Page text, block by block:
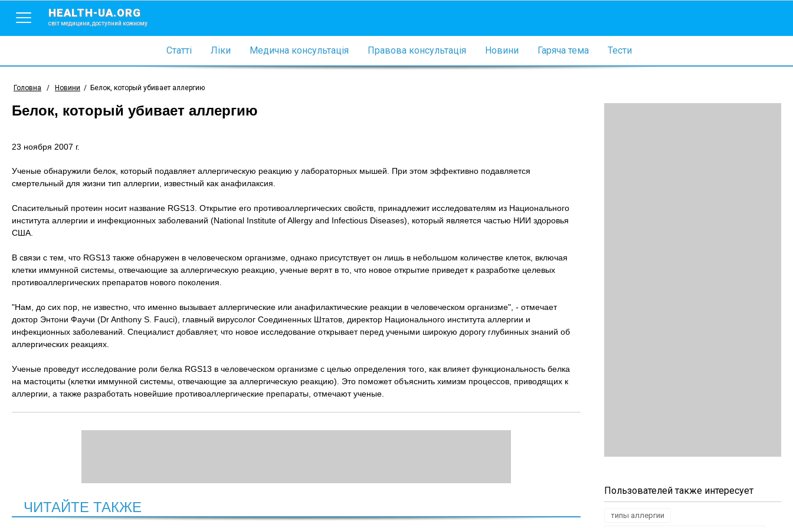
HEALTH-UA.ORG
світ медицини, доступний кожному
Статті Ліки Медична консультація Правова консультація Новини Гаряча тема Тести
Головна / Новини / Белок, который убивает аллергию
Белок, который убивает аллергию
23 ноября 2007 г.
Ученые обнаружили белок, который подавляет аллергическую реакцию у лабораторных мышей. При этом эффективно подавляется
смертельный для жизни тип аллергии, известный как анафилаксия.
Спасительный протеин носит название RGS13. Открытие его противоаллергических свойств, принадлежит исследователям из Национального
института аллергии и инфекционных заболеваний (National Institute of Allergy and Infectious Diseases), который является частью НИИ здоровья
США.
В связи с тем, что RGS13 также обнаружен в человеческом организме, однако присутствует он лишь в небольшом количестве клеток, включая
клетки иммунной системы, отвечающие за аллергическую реакцию, ученые верят в то, что новое открытие приведет к разработке целевых
противоаллергических препаратов нового поколения.
"Нам, до сих пор, не известно, что именно вызывает аллергические или анафилактические реакции в человеческом организме", - отмечает
доктор Энтони Фаучи (Dr Anthony S. Fauci), главный вирусолог Соединенных Штатов, директор Национального института аллергии и
инфекционных заболеваний. Специалист добавляет, что новое исследование открывает перед учеными широкую дорогу глубинных знаний об
аллергических реакциях.
Ученые проведут исследование роли белка RGS13 в человеческом организме с целью определения того, как влияет функциональность белка
на мастоциты (клетки иммунной системы, отвечающие за аллергическую реакцию). Это поможет объяснить химизм процессов, приводящих к
аллергии, а также разработать новейшие противоаллергические препараты, отмечают ученые.
ЧИТАЙТЕ ТАКЖЕ
Пользователей также интересует
типы аллергии